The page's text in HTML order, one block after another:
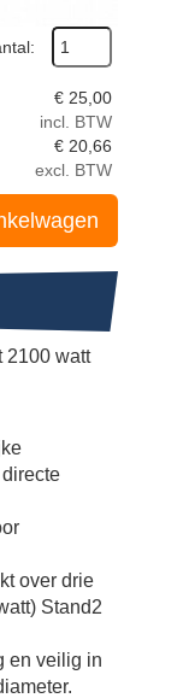
€ 25,00
incl. BTW
€ 20,66
excl. BTW
2100 watt
over drie
Stand2
en veilig in